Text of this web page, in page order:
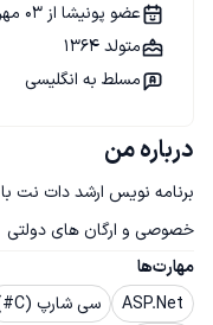
درباره من
خصوصی و ارگان های دولتی
مهارت‌ها
ASP.Net
سی شارپ (C#)
عضو پونیشا از 03 مهر 1395
متولد 1364
مسلط به انگلیسی